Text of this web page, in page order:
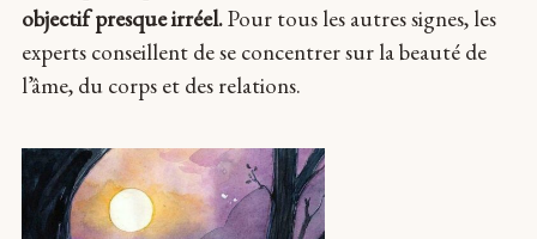
objectif presque irréel.Pour tous les autres signes, les
experts conseillent de se concentrer sur la beauté de
l’âme, du corps et des relations.